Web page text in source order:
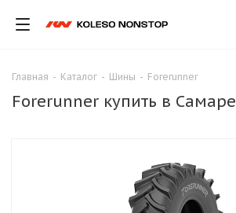
Главная - Каталог - Шины - Forerunner
Forerunner купить в Самаре